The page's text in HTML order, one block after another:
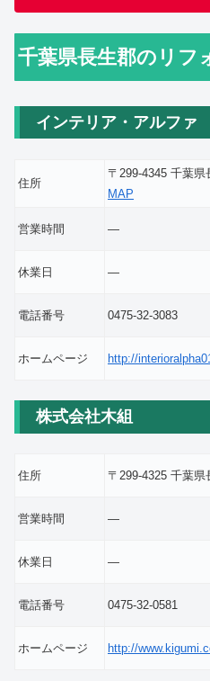
千葉県長生郡のリフ
インテリア・アルファ
住所
〒299-4345 千葉
MAP
営業時間 ―
休業日 ―
電話番号 0475-32-3083
ホームページ http://
株式会社木組
住所 〒299-4325 千葉
営業時間 ―
休業日 ―
電話番号 0475-32-0581
ホームページ http://